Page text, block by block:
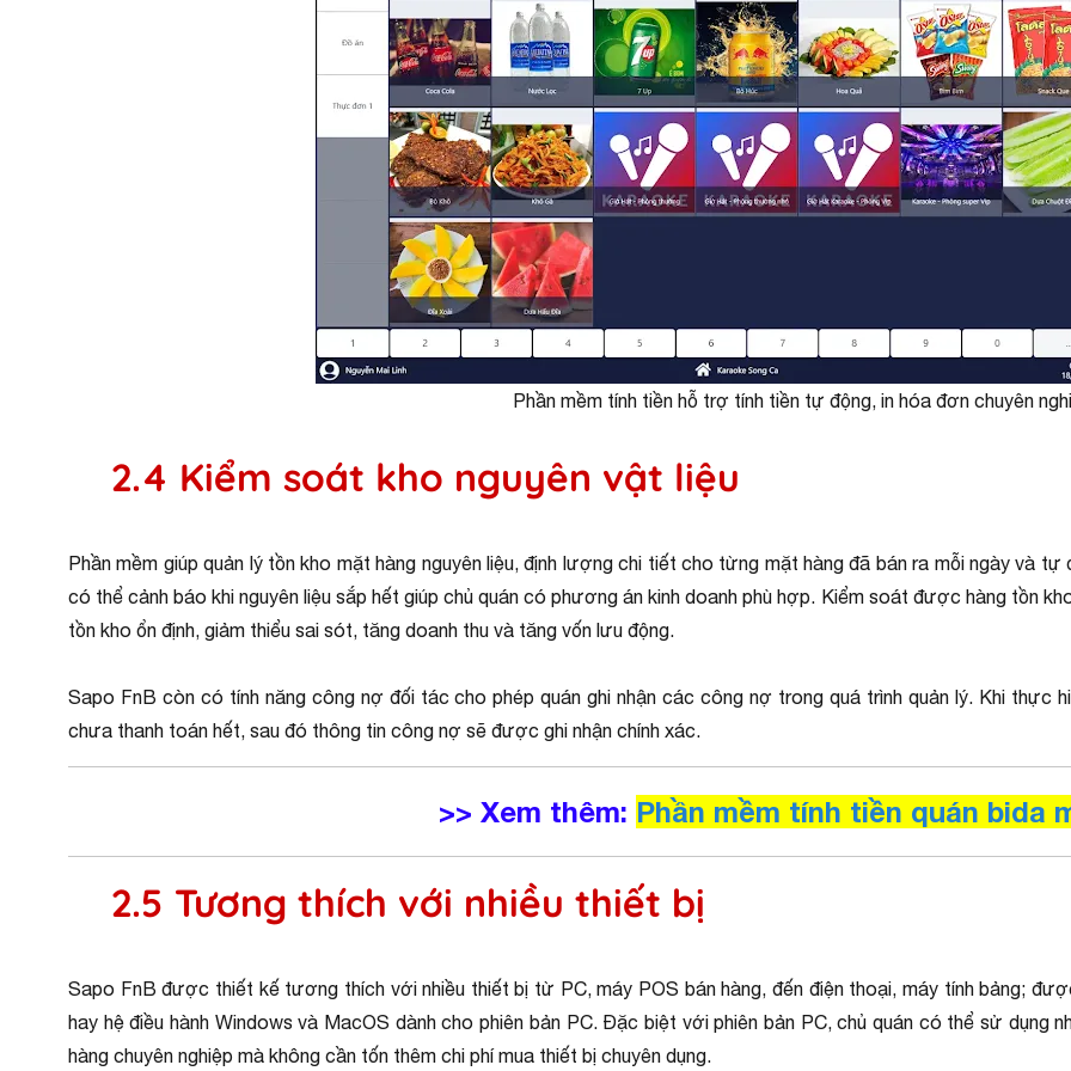
Phần mềm tính tiền hỗ trợ tính tiền tự động, in hóa đơn chuyên
2.4 Kiểm soát kho nguyên vật liệu
Phần mềm giúp quản lý tồn kho mặt hàng nguyên liệu, định lượng chi tiết cho từng mặt hàng đã bán ra mỗi ngày và
có thể cảnh báo khi nguyên liệu sắp hết giúp chủ quán có phương án kinh doanh phù hợp. Kiểm soát được hàng tồn
tồn kho ổn định, giảm thiểu sai sót, tăng doanh thu và tăng vốn lưu động.
Sapo FnB còn có tính năng công nợ đối tác cho phép quán ghi nhận các công nợ trong quá trình quản lý. Khi thực
chưa thanh toán hết, sau đó thông tin công nợ sẽ được ghi nhận chính xác.
>> Xem thêm: Phần mềm tính tiền quán bida
2.5 Tương thích với nhiều thiết bị
Sapo FnB được thiết kế tương thích với nhiều thiết bị từ PC, máy POS bán hàng, đến điện thoại, máy tính bảng;
hay hệ điều hành Windows và MacOS dành cho phiên bản PC. Đặc biệt với phiên bản PC, chủ quán có thể sử dụng
hàng chuyên nghiệp mà không cần tốn thêm chi phí mua thiết bị chuyên dụng.